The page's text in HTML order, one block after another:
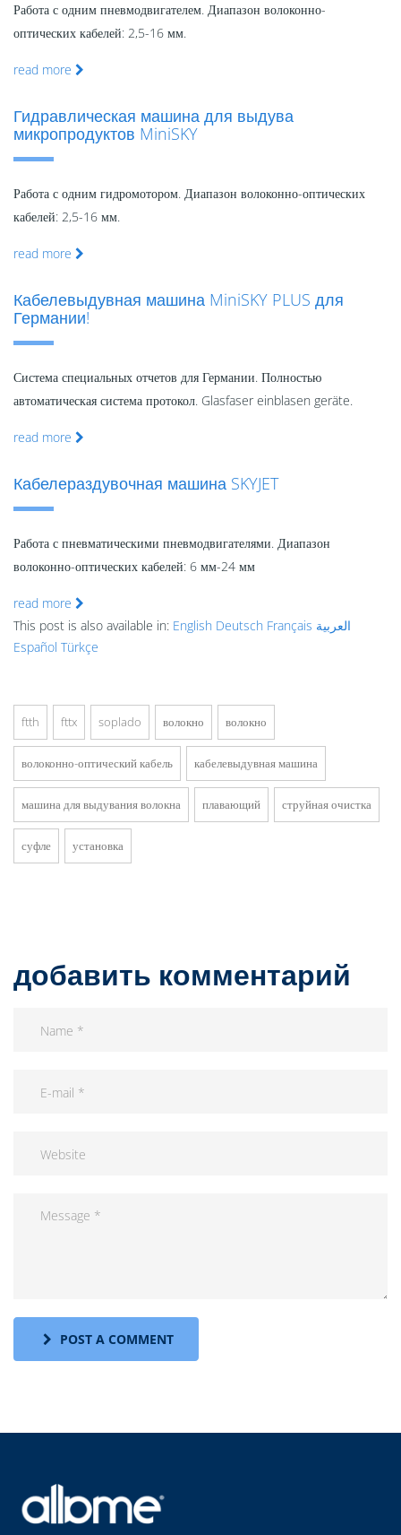
Работа с одним пневмодвигателем. Диапазон волоконно-
оптических кабелей: 2,5-16 мм.
read more
Гидравлическая машина для выдува
микропродуктов MiniSKY
Работа с одним гидромотором. Диапазон волоконно-оптических
кабелей: 2,5-16 мм.
read more
Кабелевыдувная машина MiniSKY PLUS для
Германии!
Система специальных отчетов для Германии. Полностью
автоматическая система протокол. Glasfaser einblasen geräte.
read more
Кабелераздувочная машина SKYJET
Работа с пневматическими пневмодвигателями. Диапазон
волоконно-оптических кабелей: 6 мм-24 мм
read more
This post is also available in: English Deutsch Français العربية
Español Türkçe
ftth fttx soplado волокно волокно
волоконно-оптический кабель кабелевыдувная машина
машина для выдувания волокна плавающий струйная очистка
суфле установка
добавить комментарий
POST A COMMENT